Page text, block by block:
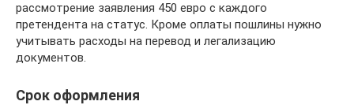
рассмотрение заявления 450 евро с каждого
претендента на статус. Кроме оплаты пошлины нужно
учитывать расходы на перевод и легализацию
документов.
Срок оформления